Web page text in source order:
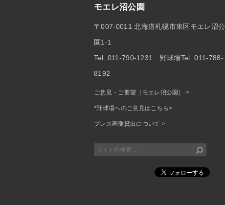
モエレ沼公園
〒007-0011 北海道札幌市東区モエレ沼公
園1-1
Tel: 011-790-1231 野球場Tel: 011-788-
8192
ご意見・ご要望［モエレ沼公園］>
*野球場へのご意見はこちら>
プレス画像貸出について >